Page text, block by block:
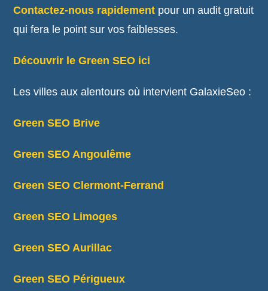
Contactez-nous rapidement pour un audit gratuit
qui fera le point sur vos faiblesses.
Découvrir le Green SEO ici
Les villes aux alentours où intervient GalaxieSeo :
Green SEO Brive
Green SEO Angoulême
Green SEO Clermont-Ferrand
Green SEO Limoges
Green SEO Aurillac
Green SEO Périgueux